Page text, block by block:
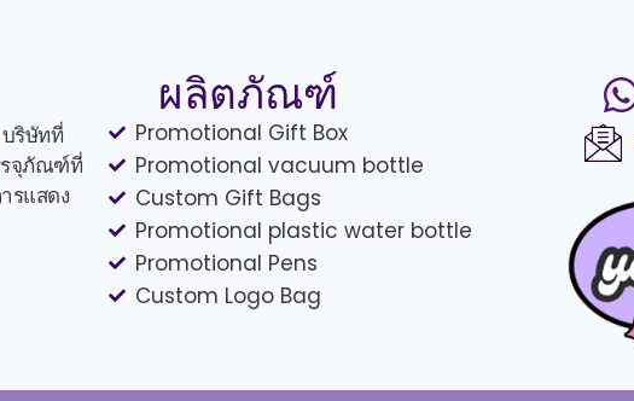
บริษัทที่
รจุภัณฑ์ที่
รแสดง
ผลิตภัณฑ์
Promotional Gift Box
Promotional vacuum bottle
Custom Gift Bags
Promotional plastic water bottle
Promotional Pens
Custom Logo Bag